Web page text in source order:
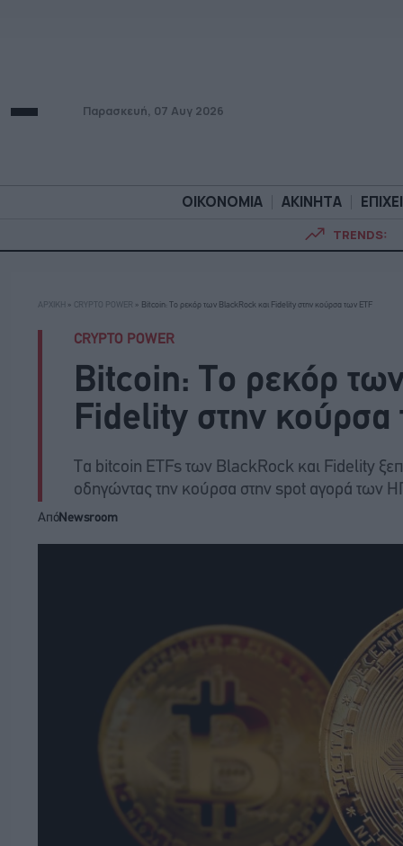
Παρασκευή, 07 Αυγ 2026
ΟΙΚΟΝΟΜΙΑ ΑΚΙΝΗΤΑ
TRENDS:
ΟΙΚΟΝΟΜΙΑ ΑΚΙΝΗΤΑ
ΑΡΧΙΚΗ » CRYPTO POWER » Bitcoin: Τo ρεκόρ των BlackRock και Fidelity στην κούρσα των ETF
CRYPTO POWER
Bitcoin: Τo ρεκόρ
Fidelity στην κούρσα
Τα bitcoin ETFs των BlackRock και Fidelity
οδηγώντας την κούρσα στην spot αγορά των
ΑπόNewsroom